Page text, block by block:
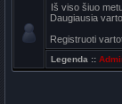
Iš viso šiuo
Daugiausia
Registruoti
Legenda ::